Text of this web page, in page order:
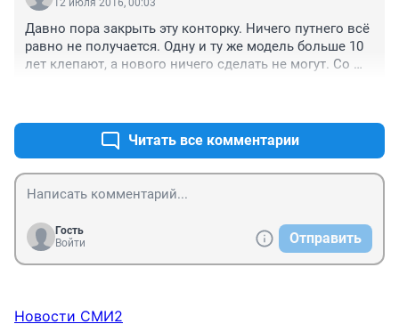
12 июля 2016, 00:03
Давно пора закрыть эту конторку. Ничего путнего всё
равно не получается. Одну и ту же модель больше 10
лет клепают, а нового ничего сделать не могут. Со
Читать все комментарии
Гость
Войти
Отправить
Новости СМИ2